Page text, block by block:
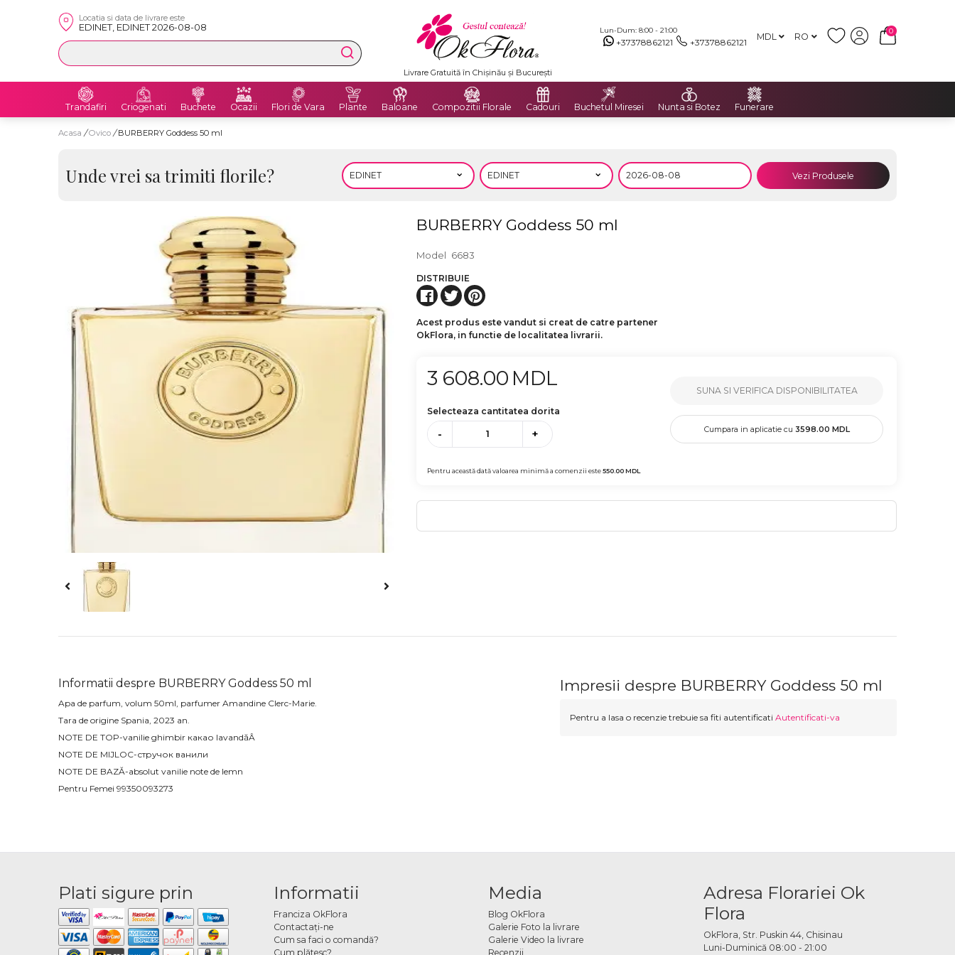
Locatia si data de livrare este
EDINET, EDINET 2026-08-08 Lun-Dum: 8:00 - 21:00
+37378862121 +37378862121 MDL RO
0
Livrare Gratuită în Chișinău și București
Trandafiri Criogenati Buchete Ocazii Flori de Vara Plante Baloane Compozitii Florale Cadouri Buchetul Miresei Nunta si Botez Funerare
Acasa / Ovico / BURBERRY Goddess 50 ml
Unde vrei sa trimiti florile? Vezi Produsele
BURBERRY Goddess 50 ml
Model 6683
DISTRIBUIE
Acest produs este vandut si creat de catre partener
OkFlora, in functie de localitatea livrarii.
3 608.00 MDL
Selecteaza cantitatea dorita
- +
Pentru această dată valoarea minimă a comenzii este550.00MDL
SUNA SI VERIFICA DISPONIBILITATEA
Cumpara in aplicatie cu 3598.00 MDL
Informatii despre BURBERRY Goddess 50 ml
Apa de parfum, volum 50ml, parfumer Amandine Clerc-Marie.
Tara de origine Spania, 2023 an.
NOTE DE TOP-vanilie ghimbir какао lavandăÂ
NOTE DE MIJLOC-стручок ванили
NOTE DE BAZĂ-absolut vanilie note de lemn
Pentru Femei 99350093273
Impresii despre BURBERRY Goddess 50 ml
Pentru a lasa o recenzie trebuie sa fiti autentificati Autentificati-va
Plati sigure prin Informatii
Franciza OkFlora
Contactaţi-ne
Cum sa faci o comandă?
Cum plătesc?
Media
Blog OkFlora
Galerie Foto la livrare
Galerie Video la livrare
Recenzii
Adresa Florariei Ok
Flora
OkFlora, Str. Puskin 44, Chisinau
Luni-Duminică 08:00 - 21:00